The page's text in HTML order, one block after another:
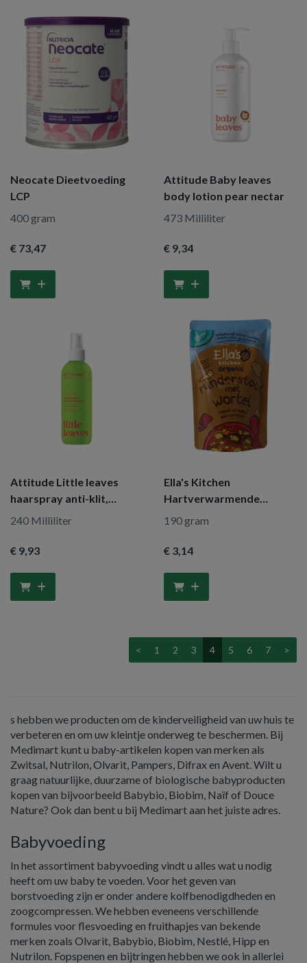
Neocate Dieetvoeding
LCP
400 gram
€ 73,47
Attitude Baby leaves
body lotion pear nectar
473 Milliliter
€ 9,34
Attitude Little leaves
haarspray anti-klit,
watermeloen & k
240 Milliliter
€ 9,93
Ella's Kitchen
Hartverwarmende
runderstoof 8+
190 gram
€ 3,14
< 1 2 3 4 5 6 7 >
s hebben we producten om de kinderveiligheid van uw huis te
verbeteren en om uw kleintje onderweg te beschermen. Bij
Medimart kunt u baby-artikelen kopen van merken als
Zwitsal, Nutrilon, Olvarit, Pampers, Difrax en Avent. Wilt u
graag natuurlijke, duurzame of biologische babyproducten
kopen van bijvoorbeeld Babybio, Biobim, Naïf of Douce
Nature? Ook dan bent u bij Medimart aan het juiste adres.
Babyvoeding
In het assortiment babyvoeding vindt u alles wat u nodig
heeft om uw baby te voeden. Voor het geven van
borstvoeding zijn er onder andere kolfbenodigdheden en
zoogcompressen. We hebben eveneens verschillende
formules voor flesvoeding en fruithapjes van bekende
merken zoals Olvarit, Babybio, Biobim, Nestlé, Hipp en
Nutrilon. Fopspenen en bijtringen hebben we ook in allerlei